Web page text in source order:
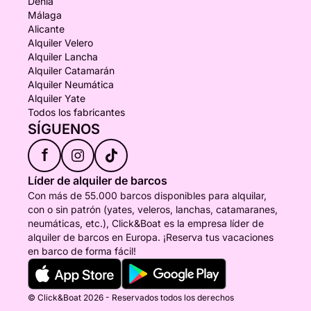
Málaga
Alicante
Alquiler Velero
Alquiler Lancha
Alquiler Catamarán
Alquiler Neumática
Alquiler Yate
Todos los fabricantes
SÍGUENOS
f
Líder de alquiler de barcos
Con más de 55.000 barcos disponibles para alquilar,
con o sin patrón (yates, veleros, lanchas, catamaranes,
neumáticas, etc.), Click&Boat es la empresa líder de
alquiler de barcos en Europa. ¡Reserva tus vacaciones
en barco de forma fácil!
© Click&Boat 2026 - Reservados todos los derechos